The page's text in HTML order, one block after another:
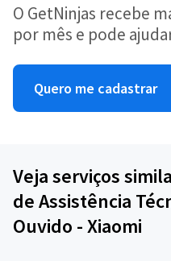
O GetNinjas recebe
por mês e pode
Quero me cadastrar
Veja serviços
de Assistência
Ouvido - Xiaomi